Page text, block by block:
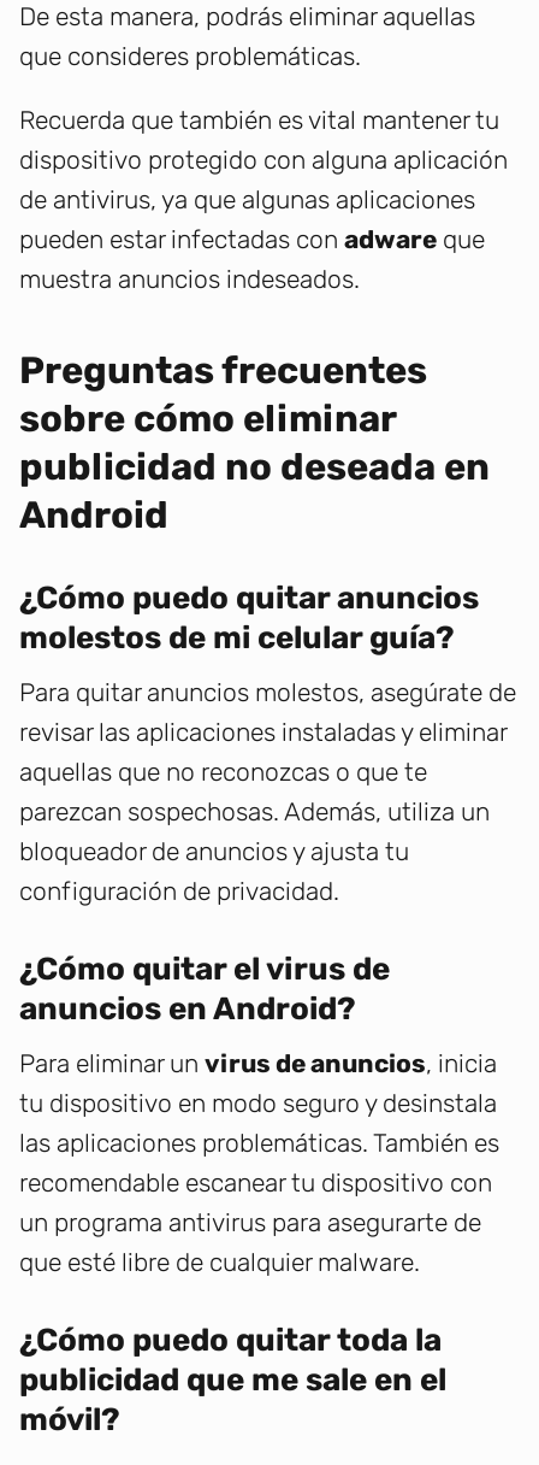
De esta manera, podrás eliminar aquellas
que consideres problemáticas.
Recuerda que también es vital mantener tu
dispositivo protegido con alguna aplicación
de antivirus, ya que algunas aplicaciones
pueden estar infectadas con adware que
muestra anuncios indeseados.
Preguntas frecuentes
sobre cómo eliminar
publicidad no deseada en
Android
¿Cómo puedo quitar anuncios
molestos de mi celular guía?
Para quitar anuncios molestos, asegúrate de
revisar las aplicaciones instaladas y eliminar
aquellas que no reconozcas o que te
parezcan sospechosas. Además, utiliza un
bloqueador de anuncios y ajusta tu
configuración de privacidad.
¿Cómo quitar el virus de
anuncios en Android?
Para eliminar un virus de anuncios, inicia
tu dispositivo en modo seguro y desinstala
las aplicaciones problemáticas. También es
recomendable escanear tu dispositivo con
un programa antivirus para asegurarte de
que esté libre de cualquier malware.
¿Cómo puedo quitar toda la
publicidad que me sale en el
móvil?